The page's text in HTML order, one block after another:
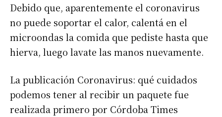
Debido que, aparentemente el coronavirus
no puede soportar el calor, calentá en el
microondas la comida que pediste hasta que
hierva, luego lavate las manos nuevamente.
La publicación Coronavirus: qué cuidados
podemos tener al recibir un paquete fue
realizada primero por Córdoba Times